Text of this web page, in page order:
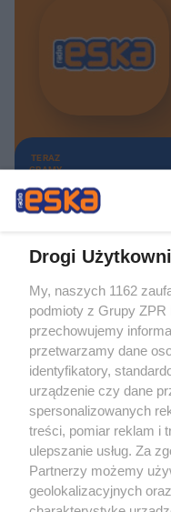
TERAZ
GRAMY
Żaden utwór zamieszczony w
rozpowszechniany lub dalej
tym także elektroniczny lub
eksploatacji w jakiejkolwiek
bez pisemnej zgody
wykorzystanie utworów w
bez właściwej zgody, jest
prawnie.
Drogi
My, naszych 1162
podmioty z Grupy
przechowujemy
przetwarzamy dane
identyfikatory,
urządzenie czy dane
spersonalizowanych
treści, pomiar reklam i
ulepszanie usług. Za
Partnerzy możemy
geolokalizacyjnych